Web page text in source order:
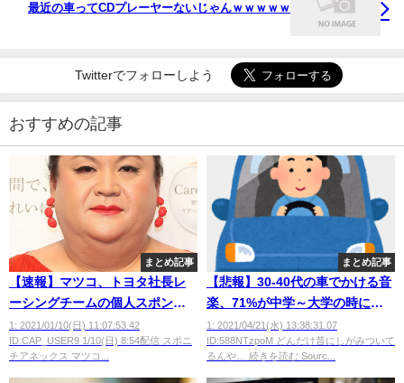
最近の車ってCDプレーヤーないじゃんｗｗｗｗｗ
Twitterでフォローしよう
おすすめの記事
まとめ記事
【速報】マツコ、トヨタ社長レ
ーシングチームの個人スポンサ
ーになるwwwwwwwwwww
1: 2021/01/10(日) 11:07:53.42
ID:CAP_USER9 1/10(日) 8:54配信 スポニ
チアネックス マツコ...
まとめ記事
【悲報】30-40代の車でかける音
楽、71%が中学～大学の時に聞
いていた音楽と判明
wwwwwwww
1: 2021/04/21(水) 13:38:31.07
ID:588NTzpoM どんだけ昔にしがみついて
るんや… 続きを読む Sourc...